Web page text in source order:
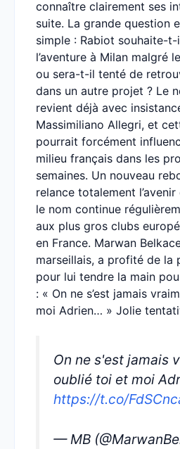
connaître clairement ses
suite. La grande question
simple : Rabiot souhaite-
l’aventure à Milan malgré
ou sera-t-il tenté de
dans un autre projet ? Le
revient déjà avec
Massimiliano Allegri, et
pourrait forcément
milieu français dans les
semaines. Un nouveau
relance totalement l’avenir
le nom continue
aux plus gros clubs
en France. Marwan
marseillais, a profité de la
pour lui tendre la main
: « On ne s’est jamais
moi Adrien… » Jolie
On ne s'est jamais
oublié toi et moi
https://t.co/
— MB